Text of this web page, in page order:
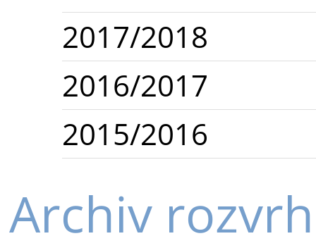
2017/2018
2016/2017
2015/2016
Archiv